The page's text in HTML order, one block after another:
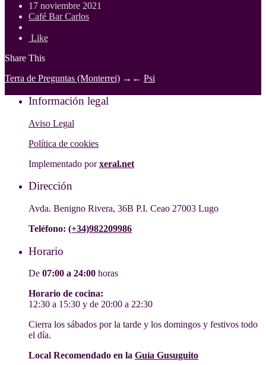
17 noviembre 2021
Café Bar Carlos
Like
Share This
Terra de Preguntas (Monterrei) → ← Psi
Información legal
Aviso Legal
Política de cookies
Implementado por xeral.net
Dirección
Avda. Benigno Rivera, 36B P.I. Ceao 27003 Lugo
Teléfono: (+34)982209986
Horario
De 07:00 a 24:00 horas
Horario de cocina:
12:30 a 15:30 y de 20:00 a 22:30
Cierra los sábados por la tarde y los domingos y festivos todo
el día.
Local Recomendado en la Guía Gusuguito